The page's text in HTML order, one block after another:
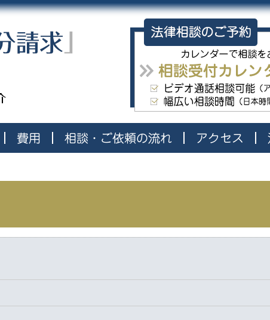
「相続・遺言・遺留分請求」弁護士澤
費用 相談・ご依頼の流れ アクセス